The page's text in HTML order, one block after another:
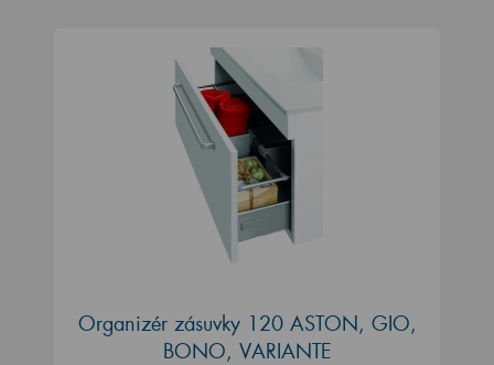
Organizér zásuvky 120 ASTON, GIO,
BONO, VARIANTE